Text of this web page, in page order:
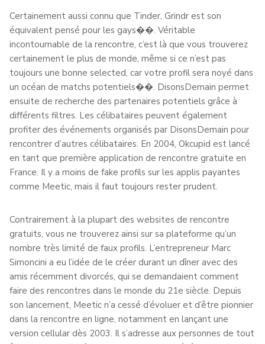
Certainement aussi connu que Tinder, Grindr est son
équivalent pensé pour les gays��. Véritable
incontournable de la rencontre, c’est là que vous trouverez
certainement le plus de monde, même si ce n’est pas
toujours une bonne selected, car votre profil sera noyé dans
un océan de matchs potentiels��. DisonsDemain permet
ensuite de recherche des partenaires potentiels grâce à
différents filtres. Les célibataires peuvent également
profiter des événements organisés par DisonsDemain pour
rencontrer d’autres célibataires. En 2004, Okcupid est lancé
en tant que première application de rencontre gratuite en
France. Il y a moins de fake profils sur les applis payantes
comme Meetic, mais il faut toujours rester prudent.
Contrairement à la plupart des websites de rencontre
gratuits, vous ne trouverez ainsi sur sa plateforme qu’un
nombre très limité de faux profils. L’entrepreneur Marc
Simoncini a eu l’idée de le créer durant un dîner avec des
amis récemment divorcés, qui se demandaient comment
faire des rencontres dans le monde du 21e siècle. Depuis
son lancement, Meetic n’a cessé d’évoluer et d’être pionnier
dans la rencontre en ligne, notamment en lançant une
version cellular dès 2003. Il s’adresse aux personnes de tout